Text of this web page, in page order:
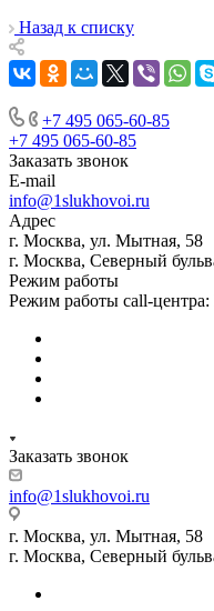
Назад к списку
+7 495 065-60-85
+7 495 065-60-85
Заказать звонок
E-mail
info@1slukhovoi.ru
Адрес
г. Москва, ул. Мытная, 58
г. Москва, Северный
Режим работы
Режим работы call-
Заказать звонок
info@1slukhovoi.ru
г. Москва, ул. Мытная, 58
г. Москва, Северный